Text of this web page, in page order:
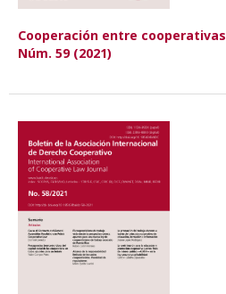
Cooperación entre cooperativas
Núm. 59 (2021)